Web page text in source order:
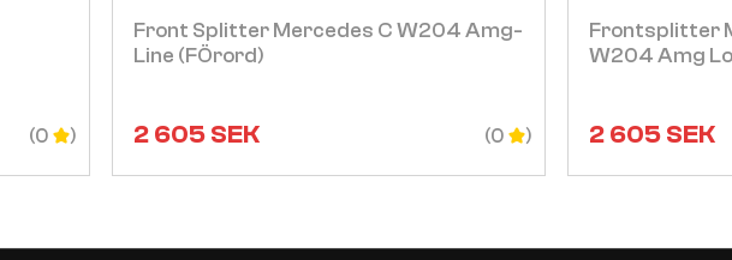
(0
Front Splitter Mercedes C W204 Amg-
Line (fÖrord)
2 605SEK (0
Frontsplitter
W204 Amg
2 605SEK